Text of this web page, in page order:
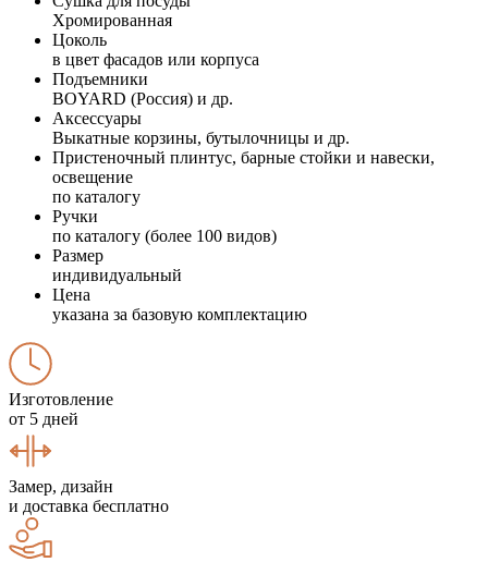
Хромированная
Цоколь
в цвет фасадов или корпуса
Подъемники
BOYARD (Россия) и др.
Аксессуары
Выкатные корзины, бутылочницы и др.
Пристеночный плинтус, барные стойки и навески,
освещение
по каталогу
Ручки
по каталогу (более 100 видов)
Размер
индивидуальный
Цена
указана за базовую комплектацию
Изготовление
от 5 дней
Замер, дизайн
и доставка бесплатно